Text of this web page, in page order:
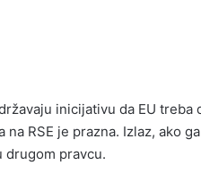
inicijativu da EU treba
RSE je prazna. Izlaz, ako
drugom pravcu.